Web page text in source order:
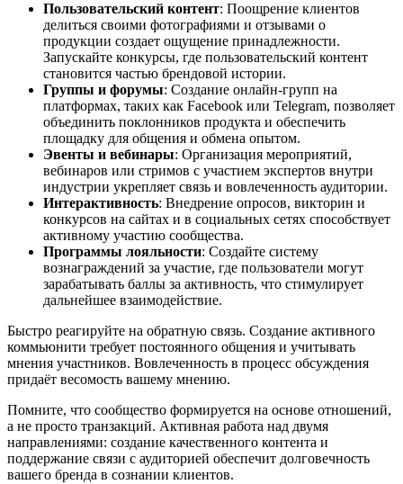
Пользовательский контент: Поощрение клиентов
делиться своими фотографиями и отзывами о
продукции создает ощущение принадлежности.
Запускайте конкурсы, где пользовательский контент
становится частью брендовой истории.
Группы и форумы: Создание онлайн-групп на
платформах, таких как Facebook или Telegram, позволяет
объединить поклонников продукта и обеспечить
площадку для общения и обмена опытом.
Эвенты и вебинары: Организация мероприятий,
вебинаров или стримов с участием экспертов внутри
индустрии укрепляет связь и вовлеченность аудитории.
Интерактивность: Внедрение опросов, викторин и
конкурсов на сайтах и в социальных сетях способствует
активному участию сообщества.
Программы лояльности: Создайте систему
вознаграждений за участие, где пользователи могут
зарабатывать баллы за активность, что стимулирует
дальнейшее взаимодействие.
Быстро реагируйте на обратную связь. Создание активного
коммьюнити требует постоянного общения и учитывать
мнения участников. Вовлеченность в процесс обсуждения
придаёт весомость вашему мнению.
Помните, что сообщество формируется на основе отношений,
а не просто транзакций. Активная работа над двумя
направлениями: создание качественного контента и
поддержание связи с аудиторией обеспечит долговечность
вашего бренда в сознании клиентов.